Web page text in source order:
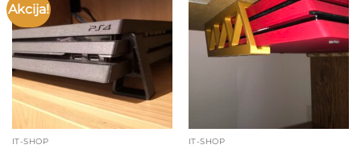
Akcija!
wishlist
IT-SHOP
Add to
wishlist
IT-SHOP